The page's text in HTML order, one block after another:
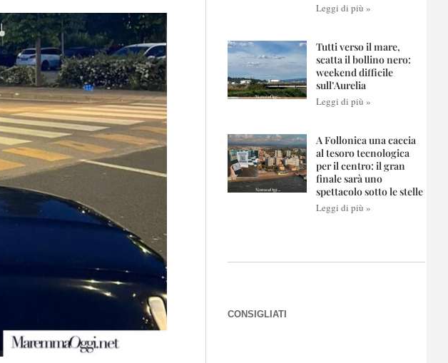
Leggi di più »
Tutti verso il mare,
scatta il bollino nero:
weekend difficile
sull’Aurelia
Leggi di più »
A Follonica una caccia
al tesoro tecnologica
per il centro: il gran
finale sarà uno
spettacolo sotto le stelle
Leggi di più »
CONSIGLIATI